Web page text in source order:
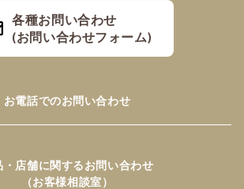
各種お問い合わせ
(お問い合わせフォーム)
お電話でのお問い合わせ
・店舗に関するお問い合わせ
（お客様相談室）